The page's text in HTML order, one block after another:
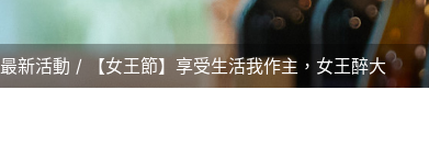
最新活動 【女王節】享受生活我作主，女王醉大